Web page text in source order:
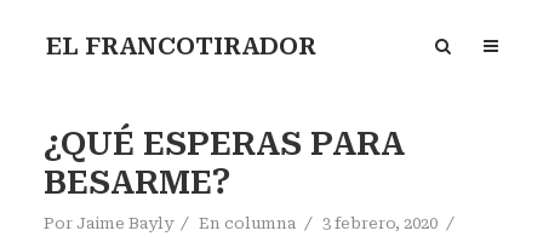
EL FRANCOTIRADOR
¿QUÉ ESPERAS PARA
BESARME?
Por Jaime Bayly En columna
3 febrero, 2020